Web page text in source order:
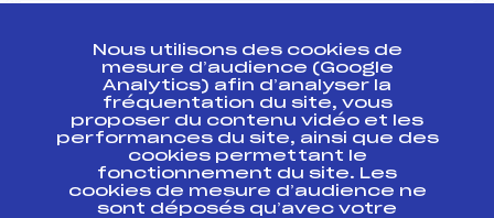
SENIOR
Circuits Nordique 2020
Circuits Rang
Nous utilisons des cookies de
mesure d’audience (Google
Analytics) afin d’analyser la
fréquentation du site, vous
proposer du contenu vidéo et les
performances du site, ainsi que des
cookies permettant le
fonctionnement du site. Les
cookies de mesure d’audience ne
sont déposés qu’avec votre